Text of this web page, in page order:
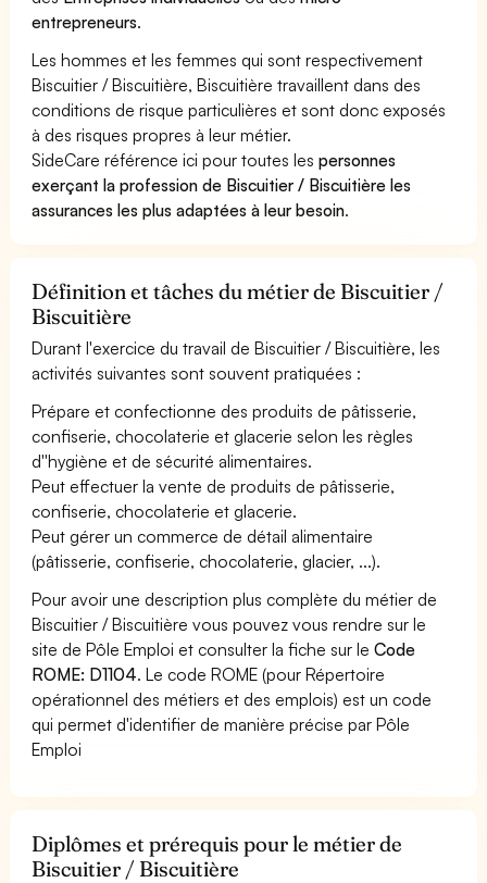
entrepreneurs.
Les hommes et les femmes qui sont respectivement
Biscuitier / Biscuitière, Biscuitière travaillent dans des
conditions de risque particulières et sont donc exposés
à des risques propres à leur métier.
SideCare référence ici pour toutes lespersonnes
exerçant la profession de Biscuitier / Biscuitière les
assurances les plus adaptées à leur besoin.
Définition et tâches du métier de Biscuitier /
Biscuitière
Durant l'exercice du travail de Biscuitier / Biscuitière, les
activités suivantes sont souvent pratiquées :
Prépare et confectionne des produits de pâtisserie,
confiserie, chocolaterie et glacerie selon les règles
d''hygiène et de sécurité alimentaires.
Peut effectuer la vente de produits de pâtisserie,
confiserie, chocolaterie et glacerie.
Peut gérer un commerce de détail alimentaire
(pâtisserie, confiserie, chocolaterie, glacier, ...).
Pour avoir une description plus complète du métier de
Biscuitier / Biscuitière vous pouvez vous rendre sur le
site de Pôle Emploi et consulter la fiche sur leCode
ROME: D1104. Le code ROME (pour Répertoire
opérationnel des métiers et des emplois) est un code
qui permet d'identifier de manière précise par Pôle
Emploi
Diplômes et prérequis pour le métier de
Biscuitier / Biscuitière